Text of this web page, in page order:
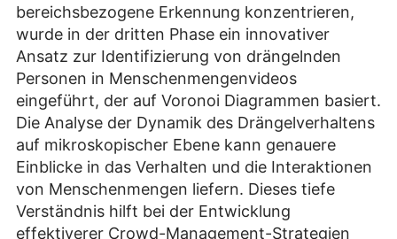
bereichsbezogene Erkennung konzentrieren,
wurde in der dritten Phase ein innovativer
Ansatz zur Identifizierung von drängelnden
Personen in Menschenmengenvideos
eingeführt, der auf Voronoi Diagrammen basiert.
Die Analyse der Dynamik des Drängelverhaltens
auf mikroskopischer Ebene kann genauere
Einblicke in das Verhalten und die Interaktionen
von Menschenmengen liefern. Dieses tiefe
Verständnis hilft bei der Entwicklung
effektiverer Crowd-Management-Strategien